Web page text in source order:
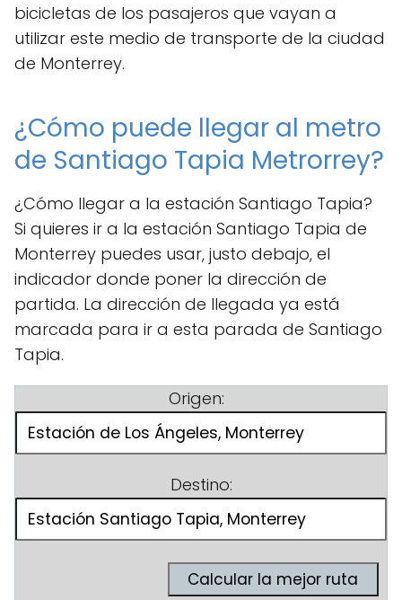
bicicletas de los pasajeros que vayan a
utilizar este medio de transporte de la ciudad
de Monterrey.
¿Cómo puede llegar al metro
de Santiago Tapia Metrorrey?
¿Cómo llegar a la estación Santiago Tapia?
Si quieres ir a la estación Santiago Tapia de
Monterrey puedes usar, justo debajo, el
indicador donde poner la dirección de
partida. La dirección de llegada ya está
marcada para ir a esta parada de Santiago
Tapia.
Origen:
Destino: